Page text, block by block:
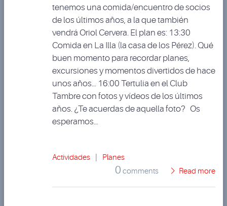
tenemos una comida/encuentro de socios
de los últimos años, a la que también
vendrá Oriol Cervera. El plan es: 13:30
Comida en La Illa (la casa de los Pérez). Qué
buen momento para recordar planes,
excursiones y momentos divertidos de hace
unos años… 16:00 Tertulia en el Club
Tambre con fotos y vídeos de los últimos
años. ¿Te acuerdas de aquella foto? Os
esperamos…
Actividades Planes
0 comments Read more